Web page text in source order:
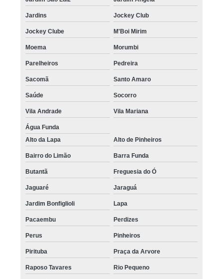
Jardins Jockey Club
Jockey Clube M'Boi Mirim
Moema Morumbi
Parelheiros Pedreira
Sacomã Santo Amaro
Saúde Socorro
Vila Andrade Vila Mariana
Água Funda
Alto da Lapa
Alto de Pinheiros
Bairro do Limão Barra Funda
Butantã Freguesia do Ó
Jaguaré Jaraguá
Jardim Bonfiglioli Lapa
Pacaembu Perdizes
Perus Pinheiros
Pirituba Praça da Arvore
Raposo Tavares Rio Pequeno